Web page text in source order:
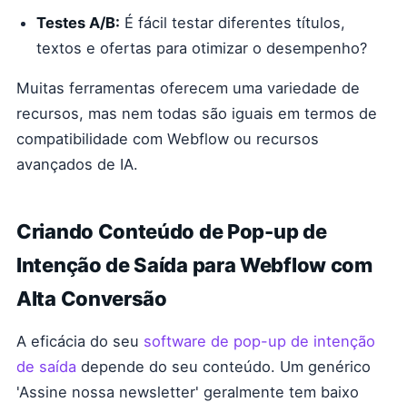
Testes A/B: É fácil testar diferentes títulos,
textos e ofertas para otimizar o desempenho?
Muitas ferramentas oferecem uma variedade de
recursos, mas nem todas são iguais em termos de
compatibilidade com Webflow ou recursos
avançados de IA.
Criando Conteúdo de Pop-up de
Intenção de Saída para Webflow com
Alta Conversão
A eficácia do seu software de pop-up de intenção
de saída depende do seu conteúdo. Um genérico
'Assine nossa newsletter' geralmente tem baixo